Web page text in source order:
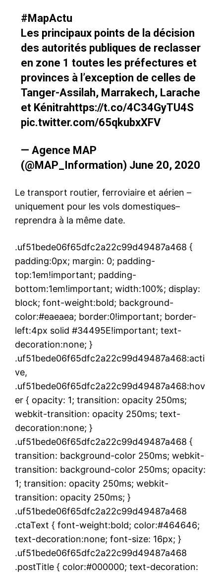
#MapActu
Les principaux points de la décision
des autorités publiques de reclasser
en zone 1 toutes les préfectures et
provinces à l’exception de celles de
Tanger-Assilah, Marrakech, Larache
et Kénitra https://t.co/4C34GyTU4S
pic.twitter.com/65qkubxXFV
— Agence MAP
(@MAP_Information) June 20, 2020
Le transport routier, ferroviaire et aérien –
uniquement pour les vols domestiques–
reprendra à la même date.
.uf51bede06f65dfc2a22c99d49487a468 {
padding:0px; margin: 0; padding-
top:1em!important; padding-
bottom:1em!important; width:100%; display:
block; font-weight:bold; background-
color:#eaeaea; border:0!important; border-
left:4px solid #34495E!important; text-
decoration:none; }
.uf51bede06f65dfc2a22c99d49487a468:acti
ve,
.uf51bede06f65dfc2a22c99d49487a468:hov
er { opacity: 1; transition: opacity 250ms;
webkit-transition: opacity 250ms; text-
decoration:none; }
.uf51bede06f65dfc2a22c99d49487a468 {
transition: background-color 250ms; webkit-
transition: background-color 250ms; opacity:
1; transition: opacity 250ms; webkit-
transition: opacity 250ms; }
.uf51bede06f65dfc2a22c99d49487a468
.ctaText { font-weight:bold; color:#464646;
text-decoration:none; font-size: 16px; }
.uf51bede06f65dfc2a22c99d49487a468
.postTitle { color:#000000; text-decoration: